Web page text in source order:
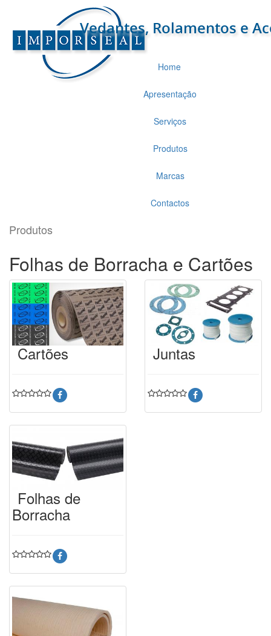
Home
Apresentação
Serviços
Produtos
Marcas
Contactos
Produtos
Folhas de Borracha e Cartões
Cartões Juntas
Folhas de
Borracha